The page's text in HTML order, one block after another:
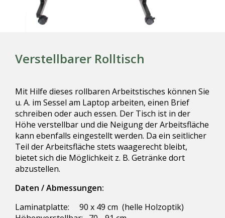
Verstellbarer Rolltisch
Mit Hilfe dieses rollbaren Arbeitstisches können Sie
u. A. im Sessel am Laptop arbeiten, einen Brief
schreiben oder auch essen. Der Tisch ist in der
Höhe verstellbar und die Neigung der Arbeitsfläche
kann ebenfalls eingestellt werden. Da ein seitlicher
Teil der Arbeitsfläche stets waagerecht bleibt,
bietet sich die Möglichkeit z. B. Getränke dort
abzustellen.
Daten / Abmessungen:
Laminatplatte: 90 x 49 cm (helle Holzoptik)